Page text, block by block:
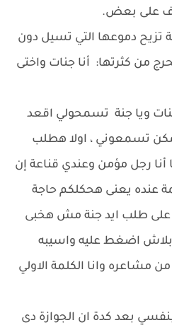
على بعض.
تزيح دموعها التي تسيل دون
من كثرتها: أنا جنات واختى
ويا جنة تسمحولي اقعد
تسمعوني ، اولا هطلب
أنا رجل مؤمن وعندي قناعة إن
عنده يعنى هحكلكم حاجة
على طلب ايد جنة مش هخبى
بلاش اضغط عليه واسيبه
مشاعره وانا الكلمة الاولي
بعد كدة ان الجوازة دى